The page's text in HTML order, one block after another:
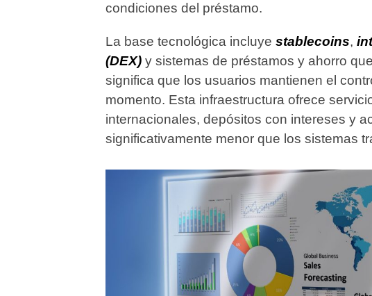
condiciones del préstamo.
La base tecnológica incluye stablecoins,
(DEX) y sistemas de préstamos y ahorro
significa que los usuarios mantienen el
momento. Esta infraestructura ofrece
internacionales, depósitos con intereses y
significativamente menor que los sistemas